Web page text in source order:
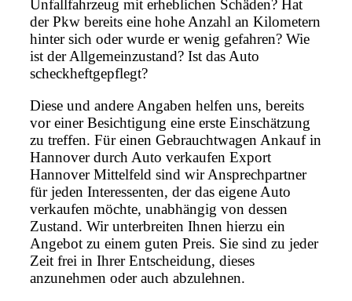
Unfallfahrzeug mit erheblichen Schäden? Hat
der Pkw bereits eine hohe Anzahl an Kilometern
hinter sich oder wurde er wenig gefahren? Wie
ist der Allgemeinzustand? Ist das Auto
scheckheftgepflegt?
Diese und andere Angaben helfen uns, bereits
vor einer Besichtigung eine erste Einschätzung
zu treffen. Für einen Gebrauchtwagen Ankauf in
Hannover durch Auto verkaufen Export
Hannover Mittelfeld sind wir Ansprechpartner
für jeden Interessenten, der das eigene Auto
verkaufen möchte, unabhängig von dessen
Zustand. Wir unterbreiten Ihnen hierzu ein
Angebot zu einem guten Preis. Sie sind zu jeder
Zeit frei in Ihrer Entscheidung, dieses
anzunehmen oder auch abzulehnen.